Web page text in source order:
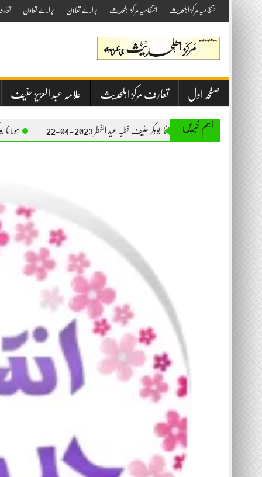
Skip
to
content
انتظامیہ مرکز اہلحدیث انتظامیہ مرکز اہلحدیث برائے تعاون برائے تعاون
صفحہ اول تعارف مرکز اہلحدیث علامہ عبد العزیز حنیف
اہم خبریں
مولانا ابوبکر حنیف خطبہ عید الفطر 2023-04-22 مولانا ابوبکر حنیف خطبہ جمعۃ